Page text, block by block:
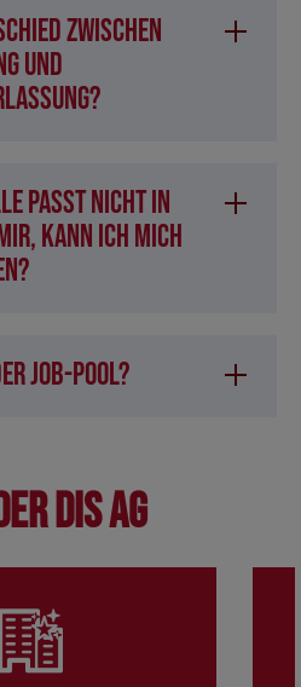
zwischen
und
passt nicht in
kann ich mich
Job-Pool?
DIS AG